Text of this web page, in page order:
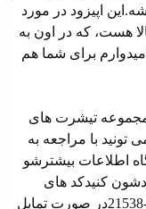
اپیزود در مورد
هست، که در اون به
برای شما هم
مجموعه تیشرت های
با مراجعه به
⁠اطلاعات بیشترشو
کنیدکد های
محصول ⁠21558-21582-21577⁠-⁠21543⁠-⁠21538⁠در صورت تمایل